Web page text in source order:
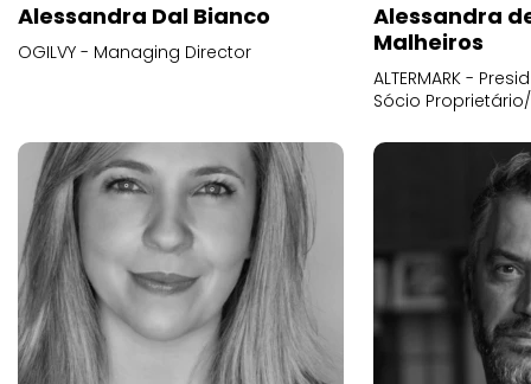
Alessandra Dal Bianco
OGILVY - Managing Director
Alessandra
Malheiros
ALTERMARK -
Sócio